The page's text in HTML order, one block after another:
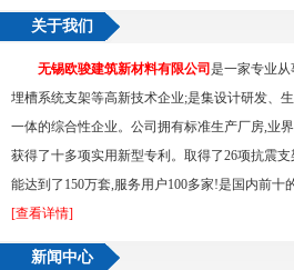
关于我们
无锡欧骏建筑新材料有限公司 是一家专业
埋槽系统支架等高新技术企业;是集设计研发、
一体的综合性企业。公司拥有标准生产厂房,业
获得了十多项实用新型专利。取得了26项抗震
能达到了150万套,服务用户100多家!是国内前
[查看详情]
新闻中心